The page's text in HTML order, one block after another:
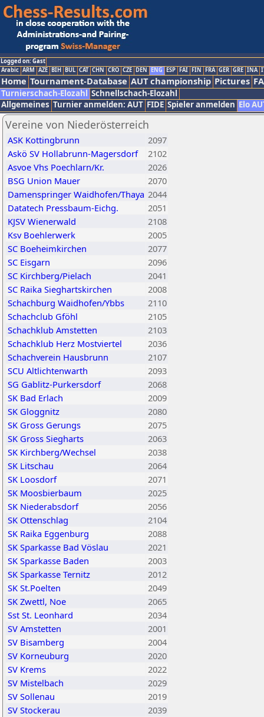
Logged on: Gast
Arabic ARM AZE BIH BUL CAT CHN CRO CZE DEN ENG ESP FAI FIN FRA GER GRE INA
Home Tournament-Database AUT championship Pictures
Turnierschach-Elozahl Schnellschach-Elozahl
Allgemeines Turnier anmelden: AUT FIDE Spieler anmelden Elo
Vereine von Niederösterreich
ASK Kottingbrunn
2097
Askö SV Hollabrunn-Magersdorf
2102
Asvoe Vhs Poechlarn/Kr.
2026
BSG Union Mauer
2070
Damenspringer Waidhofen/Thaya 2044
Datatech Pressbaum-Eichg.
2051
KJSV Wienerwald
2108
Ksv Boehlerwerk
2005
SC Boeheimkirchen
2077
SC Eisgarn
2096
SC Kirchberg/Pielach
2041
SC Raika Sieghartskirchen
2008
Schachburg Waidhofen/Ybbs
2110
Schachclub Gföhl
2105
Schachklub Amstetten
2103
Schachklub Herz Mostviertel
2036
Schachverein Hausbrunn
2107
SCU Altlichtenwarth
2093
SG Gablitz-Purkersdorf
2068
SK Bad Erlach
2009
SK Gloggnitz
2080
SK Gross Gerungs
2075
SK Gross Siegharts
2063
SK Kirchberg/Wechsel
2038
SK Litschau
2064
SK Loosdorf
2071
SK Moosbierbaum
2025
SK Niederabsdorf
2056
SK Ottenschlag
2104
SK Raika Eggenburg
2088
SK Sparkasse Bad Vöslau
2021
SK Sparkasse Baden
2003
SK Sparkasse Ternitz
2012
SK St.Poelten
2049
SK Zwettl, Noe
2065
Sst St. Leonhard
2034
SV Amstetten
2001
SV Bisamberg
2004
SV Korneuburg
2020
SV Krems
2022
SV Mistelbach
2029
SV Sollenau
2019
SV Stockerau
2039